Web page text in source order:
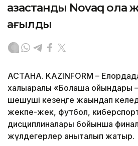
қазақстандық Novaq
қағылды
АСТАНА. KAZINFORM – Елордада
халықаралық «Болашақ
шешуші кезеңге жақындап
жекпе-жек, футбол,
дисциплиналары бойынша
жүлдегерлер анықталып жатыр.